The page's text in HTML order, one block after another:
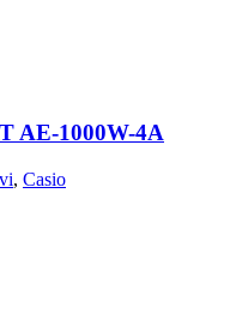
AE-1000W-4A
, Casio